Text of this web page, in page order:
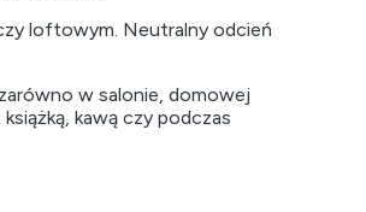
loftowym. Neutralny odcień
w salonie, domowej
kawą czy podczas